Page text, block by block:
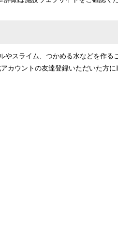
スライム、つかめる水などを作る
カウントの友達登録いただいた方に